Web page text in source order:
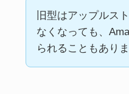
旧型はアップルス
なくなっても、
られることもありま